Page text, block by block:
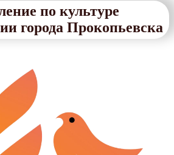
по культуре
города Прокопьевска